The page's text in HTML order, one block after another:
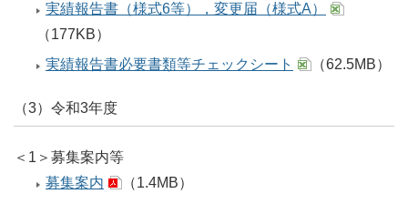
実績報告書（様式6等），変更届（様式A）
（177KB）
実績報告書必要書類等チェックシート
（62.5MB）
（3）令和3年度
＜1＞募集案内等
募集案内
（1.4MB）